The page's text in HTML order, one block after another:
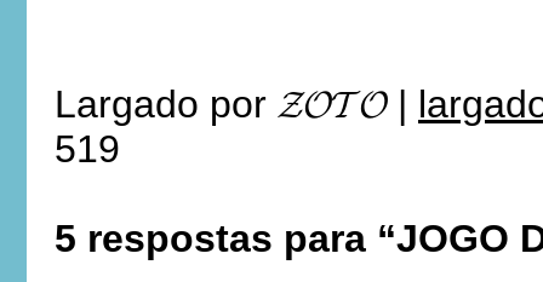
Largado por 𝓩𝓞𝓣𝓞|
519
5 respostas para “JOGO